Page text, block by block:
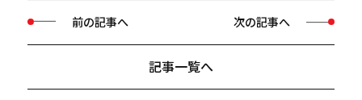
前の記事へ
記事一覧へ
次の記事へ